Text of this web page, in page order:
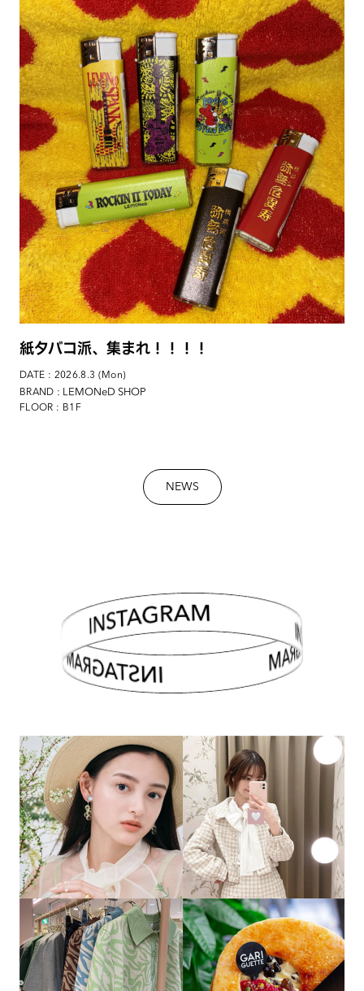
紙タバコ派、集まれ！！！！
DATE : 2026.8.3 (Mon)
BRAND : LEMONeD SHOP
FLOOR : B1F
NEWS
INSTAGRAM